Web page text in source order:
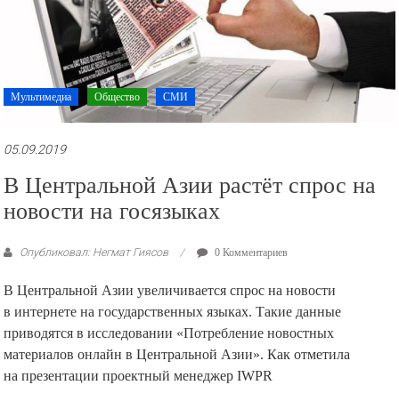
Мультимедиа Общество СМИ
05.09.2019
В Центральной Азии растёт спрос на
новости на госязыках
Опубликовал: Негмат Гиясов 0 Комментариев
В Центральной Азии увеличивается спрос на новости
в интернете на государственных языках. Такие данные
приводятся в исследовании «Потребление новостных
материалов онлайн в Центральной Азии». Как отметила
на презентации проектный менеджер IWPR